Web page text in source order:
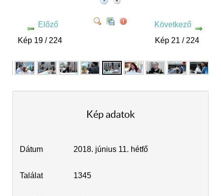
Előző
Kép 19 / 224
Következő
Kép 21 / 224
Kép adatok
Dátum 2018. június 11. hétfő
Találat 1345